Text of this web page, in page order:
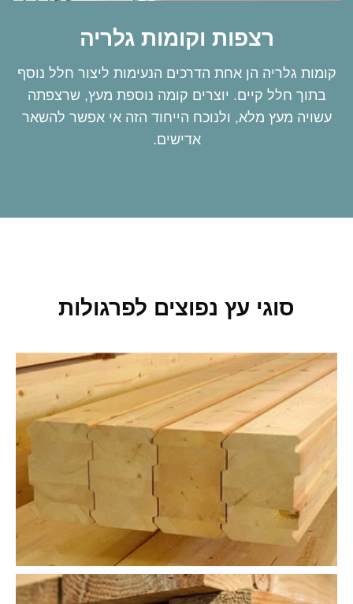
רצפות וקומות גלריה
קומות גלריה הן אחת הדרכים הנעימות ליצור חלל נוסף
בתוך חלל קיים. יוצרים קומה נוספת מעץ, שרצפתה
עשויה מעץ מלא, ולנוכח הייחוד הזה אי אפשר להשאר
אדישים.
סוגי עץ נפוצים לפרגולות